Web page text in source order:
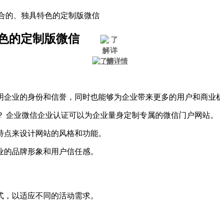
的、独具特色的定制版微信
的定制版微信
业的身份和信誉，同时也能够为企业带来更多的用户和商业
业微信企业认证可以为企业量身定制专属的微信门户网站。
来设计网站的风格和功能。
品牌形象和用户信任感。
以适应不同的活动需求。